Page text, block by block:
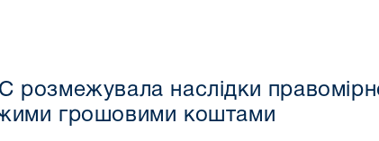
розмежувала наслідки
грошовими коштами